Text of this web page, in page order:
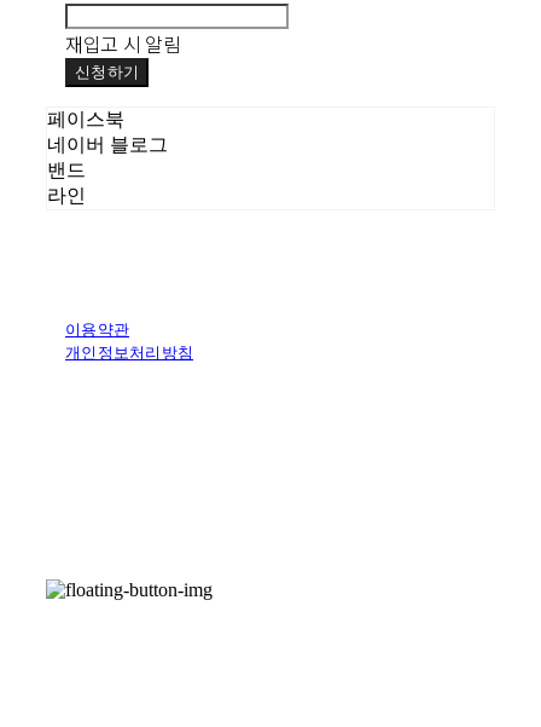
재입고 시 알림
신청하기
페이스북
네이버 블로그
밴드
라인
이용약관
개인정보처리방침